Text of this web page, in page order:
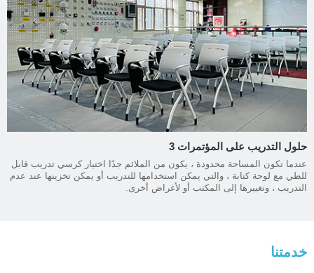
حلول التدريب على المؤتمرات 3
عندما تكون المساحة محدودة ، يكون من الملائم جدًا اختيار كرسي تدريب قابل
للطي مع لوحة كتابة ، والتي يمكن استخدامها للتدريب أو يمكن تخزينها عند عدم
التدريب ، وتغييرها إلى المكتب أو لأغراض أخرى.
خدمتنا